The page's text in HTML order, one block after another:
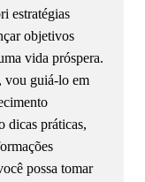
estratégias
objetivos
vida próspera.
guiá-lo em
dicas práticas,
possa tomar